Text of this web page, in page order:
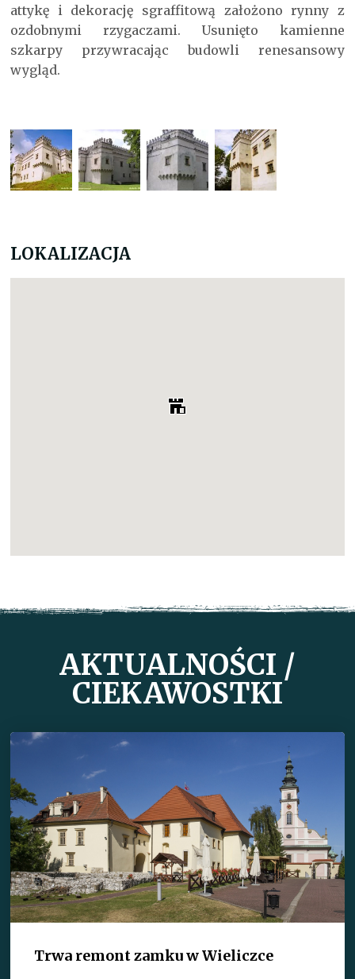
attykę i dekorację sgraffitową założono rynny z
ozdobnymi rzygaczami. Usunięto kamienne
szkarpy przywracając budowli renesansowy
wygląd.
LOKALIZACJA
AKTUALNOŚCI /
CIEKAWOSTKI
Trwa remont zamku w Wieliczce